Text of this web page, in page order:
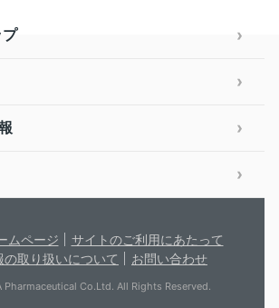
ムページ
サイトのご利用にあたって
の取り扱いについて
お問い合わせ
Pharmaceutical Co.Ltd. All Rights Reserved.